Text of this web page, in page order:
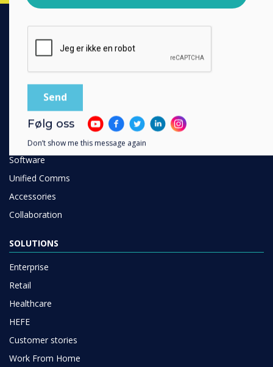
PRODUCTS
Digital Ecosystem
Interactive Displays
Commercial Displays
Digital Signage
Room Booking
Software
Unified Comms
Accessories
Collaboration
SOLUTIONS
Enterprise
Retail
Healthcare
HEFE
Customer stories
Work From Home
Ved å klikke på send gir du samtykke til Clevertouch til å
Følg oss
Don’t show me this message again